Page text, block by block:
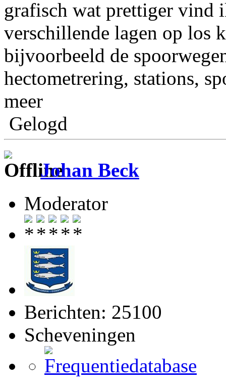
grafisch wat prettiger vind
verschillende lagen op los
bijvoorbeeld de
hectometrering, stations,
meer
Gelogd
Johan Beck
Moderator
Berichten: 25100
Scheveningen